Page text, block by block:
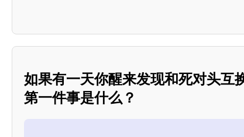
如果有一天你醒来发现和死对头互
第一件事是什么？